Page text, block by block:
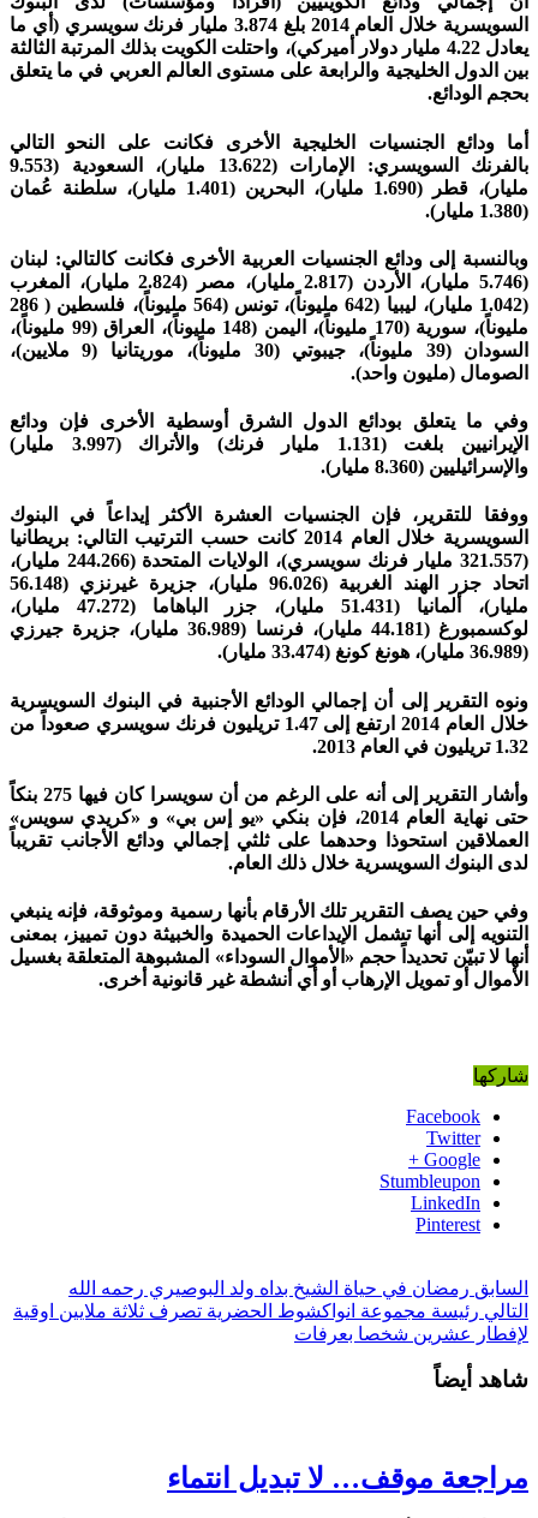
السويسرية خلال العام 2014 بلغ 3.874 مليار فرنك سويسري (أي ما
يعادل 4.22 مليار دولار أميركي)، واحتلت الكويت بذلك المرتبة الثالثة
بين الدول الخليجية والرابعة على مستوى العالم العربي في ما يتعلق
بحجم الودائع.
أما ودائع الجنسيات الخليجية الأخرى فكانت على النحو التالي
بالفرنك السويسري: الإمارات (13.622 مليار)، السعودية (9.553
مليار)، قطر (1.690 مليار)، البحرين (1.401 مليار)، سلطنة عُمان
(1.380 مليار).
وبالنسبة إلى ودائع الجنسيات العربية الأخرى فكانت كالتالي: لبنان
(5.746 مليار)، الأردن (2.817 مليار)، مصر (2.824 مليار)، المغرب
(1.042 مليار)، ليبيا (642 مليوناً)، تونس (564 مليوناً)، فلسطين ( 286
مليوناً)، سورية (170 مليوناً)، اليمن (148 مليوناً)، العراق (99 مليوناً)،
السودان (39 مليوناً)، جيبوتي (30 مليوناً)، موريتانيا (9 ملايين)،
الصومال (مليون واحد).
وفي ما يتعلق بودائع الدول الشرق أوسطية الأخرى فإن ودائع
الإيرانيين بلغت (1.131 مليار فرنك) والأتراك (3.997 مليار)
والإسرائيليين (8.360 مليار).
ووفقا للتقرير، فإن الجنسيات العشرة الأكثر إيداعاً في البنوك
السويسرية خلال العام 2014 كانت حسب الترتيب التالي: بريطانيا
(321.557 مليار فرنك سويسري)، الولايات المتحدة (244.266 مليار)،
اتحاد جزر الهند الغربية (96.026 مليار)، جزيرة غيرنزي (56.148
مليار)، ألمانيا (51.431 مليار)، جزر الباهاما (47.272 مليار)،
لوكسمبورغ (44.181 مليار)، فرنسا (36.989 مليار)، جزيرة جيرزي
(36.989 مليار)، هونغ كونغ (33.474 مليار).
ونوه التقرير إلى أن إجمالي الودائع الأجنبية في البنوك السويسرية
خلال العام 2014 ارتفع إلى 1.47 تريليون فرنك سويسري صعوداً من
1.32 تريليون في العام 2013.
وأشار التقرير إلى أنه على الرغم من أن سويسرا كان فيها 275 بنكاً
حتى نهاية العام 2014، فإن بنكي «يو إس بي» و «كريدي سويس»
العملاقين استحوذا وحدهما على ثلثي إجمالي ودائع الأجانب تقريباً
لدى البنوك السويسرية خلال ذلك العام.
وفي حين يصف التقرير تلك الأرقام بأنها رسمية وموثوقة، فإنه ينبغي
التنويه إلى أنها تشمل الإيداعات الحميدة والخبيثة دون تمييز، بمعنى
أنها لا تبيّن تحديداً حجم «الأموال السوداء» المشبوهة المتعلقة بغسيل
الأموال أو تمويل الإرهاب أو أي أنشطة غير قانونية أخرى.
شاركها
Facebook
Twitter
Google +
Stumbleupon
LinkedIn
Pinterest
السابق رمضان في حياة الشيخ بداه ولد البوصيري رحمه الله
التالي رئيسة مجموعة انواكشوط الحضرية تصرف ثلاثة ملايين اوقية
لإفطار عشرين شخصا بعرفات
شاهد أيضاً
مراجعة موقف… لا تبديل انتماء